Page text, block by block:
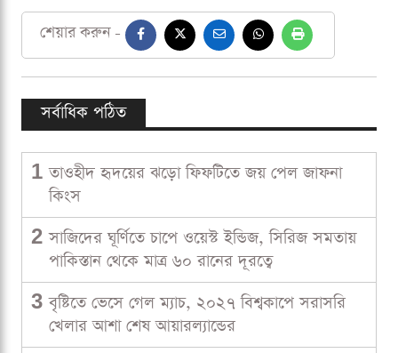
শেয়ার করুন -
সর্বাধিক পঠিত
1 তাওহীদ হৃদয়ের ঝড়ো ফিফটিতে জয় পেল জাফনা
কিংস
2 সাজিদের ঘূর্ণিতে চাপে ওয়েস্ট ইন্ডিজ, সিরিজ সমতায়
পাকিস্তান থেকে মাত্র ৬০ রানের দূরত্বে
3 বৃষ্টিতে ভেসে গেল ম্যাচ, ২০২৭ বিশ্বকাপে সরাসরি
খেলার আশা শেষ আয়ারল্যান্ডের